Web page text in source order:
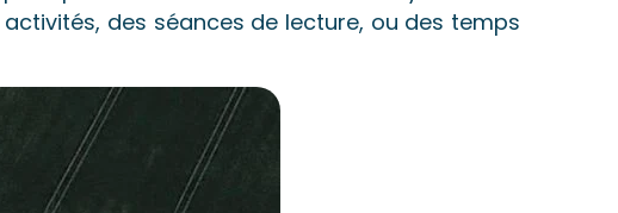
des séances de lecture, ou des temps